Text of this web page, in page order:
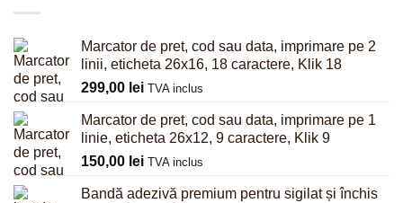
Marcator de pret, cod sau data, imprimare pe 2
linii, eticheta 26x16, 18 caractere, Klik 18
299,00 lei TVA inclus
Marcator de pret, cod sau data, imprimare pe 1
linie, eticheta 26x12, 9 caractere, Klik 9
150,00 lei TVA inclus
Bandă adezivă premium pentru sigilat și închis